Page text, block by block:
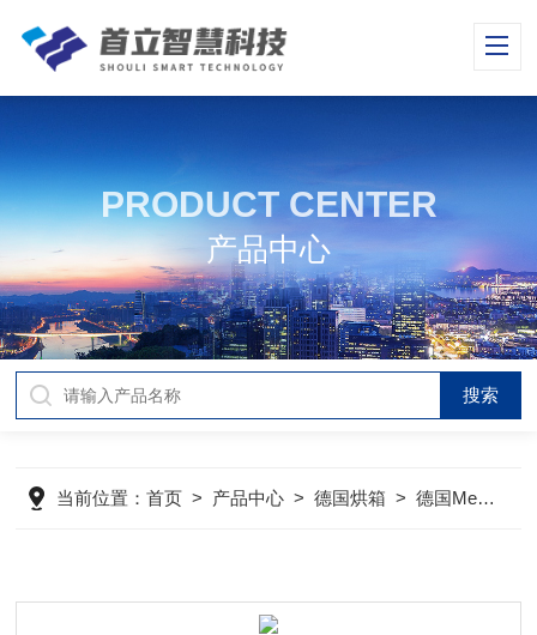
PRODUCT CENTER
产品中心
当前位置：首页 > 产品中心 >德国烘箱 >德国Memmert